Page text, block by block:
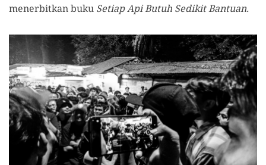
menerbitkan buku Setiap Api Butuh Sedikit Bantuan.